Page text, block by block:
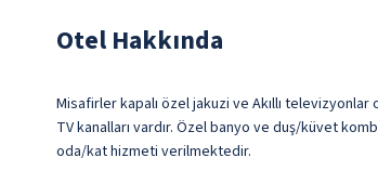
Otel Hakkında
Misafirler kapalı özel jakuzi ve Akıllı
TV kanalları vardır. Özel banyo ve duş/küvet
oda/kat hizmeti verilmektedir.